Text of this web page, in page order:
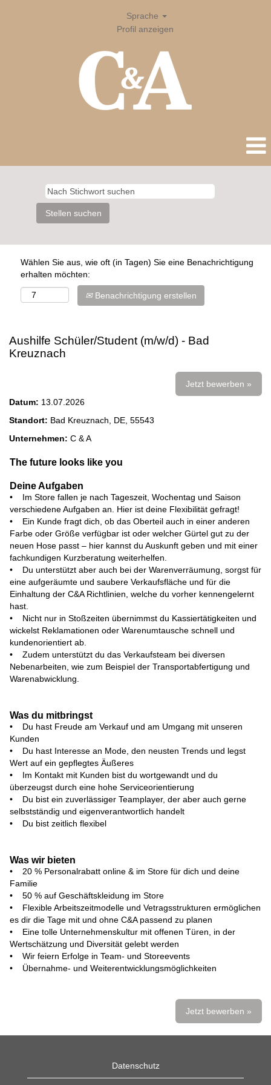
Sprache
Profil anzeigen
Wählen Sie aus, wie oft (in Tagen) Sie eine Benachrichtigung
erhalten möchten:
Benachrichtigung erstellen
Aushilfe Schüler/Student (m/w/d) - Bad
Kreuznach
Jetzt bewerben »
Datum: 13.07.2026
Standort: Bad Kreuznach, DE, 55543
Unternehmen: C & A
The future looks like you
Deine Aufgaben
• Im Store fallen je nach Tageszeit, Wochentag und Saison
verschiedene Aufgaben an. Hier ist deine Flexibilität gefragt!
• Ein Kunde fragt dich, ob das Oberteil auch in einer anderen
Farbe oder Größe verfügbar ist oder welcher Gürtel gut zu der
neuen Hose passt – hier kannst du Auskunft geben und mit einer
fachkundigen Kurzberatung weiterhelfen.
• Du unterstützt aber auch bei der Warenverräumung, sorgst für
eine aufgeräumte und saubere Verkaufsfläche und für die
Einhaltung der C&A Richtlinien, welche du vorher kennengelernt
hast.
• Nicht nur in Stoßzeiten übernimmst du Kassiertätigkeiten und
wickelst Reklamationen oder Warenumtausche schnell und
kundenorientiert ab.
• Zudem unterstützt du das Verkaufsteam bei diversen
Nebenarbeiten, wie zum Beispiel der Transportabfertigung und
Warenabwicklung.
Was du mitbringst
• Du hast Freude am Verkauf und am Umgang mit unseren
Kunden
• Du hast Interesse an Mode, den neusten Trends und legst
Wert auf ein gepflegtes Äußeres
• Im Kontakt mit Kunden bist du wortgewandt und du
überzeugst durch eine hohe Serviceorientierung
• Du bist ein zuverlässiger Teamplayer, der aber auch gerne
selbstständig und eigenverantwortlich handelt
• Du bist zeitlich flexibel
Was wir bieten
• 20 % Personalrabatt online & im Store für dich und deine
Familie
• 50 % auf Geschäftskleidung im Store
• Flexible Arbeitszeitmodelle und Vetragsstrukturen ermöglichen
es dir die Tage mit und ohne C&A passend zu planen
• Eine tolle Unternehmenskultur mit offenen Türen, in der
Wertschätzung und Diversität gelebt werden
• Wir feiern Erfolge in Team- und Storeevents
• Übernahme- und Weiterentwicklungsmöglichkeiten
Jetzt bewerben »
Datenschutz